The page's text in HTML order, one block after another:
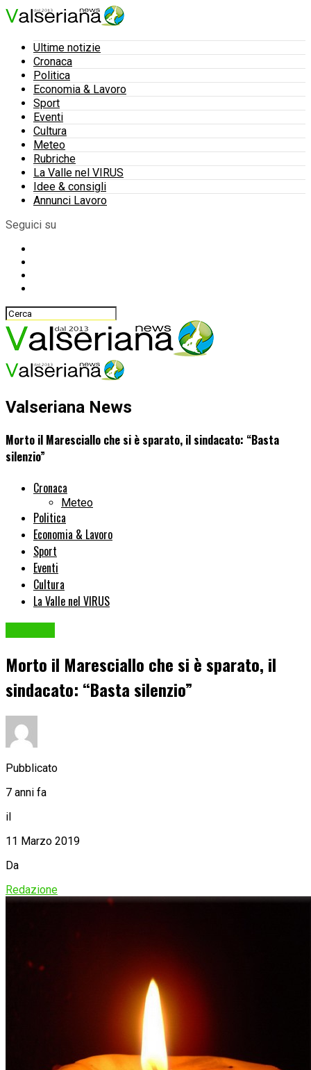
Ultime notizie
Cronaca
Politica
Economia & Lavoro
Sport
Eventi
Cultura
Meteo
Rubriche
La Valle nel VIRUS
Idee & consigli
Annunci Lavoro
Seguici su
Valseriana News
Morto il Maresciallo che si è sparato, il sindacato: “Basta
silenzio”
Cronaca
Meteo
Politica
Economia & Lavoro
Sport
Eventi
Cultura
La Valle nel VIRUS
Morto il Maresciallo che si è sparato, il
sindacato: “Basta silenzio”
Pubblicato
7 anni fa
il
11 Marzo 2019
Da
Redazione